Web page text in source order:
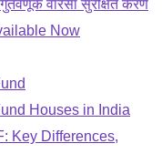
वारसा सुरक्षित करणे
Now
Houses in India
Key Differences,